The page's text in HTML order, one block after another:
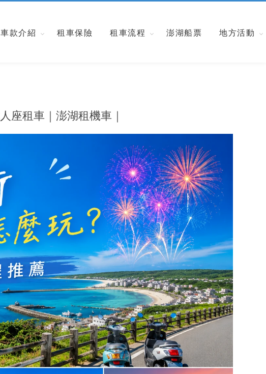
車款介紹 租車保險 租車流程 澎湖船票 地方活動
座租車｜澎湖租機車｜